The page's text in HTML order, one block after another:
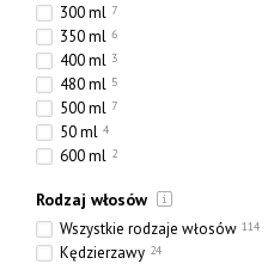
300 ml 7
350 ml 6
400 ml 3
480 ml 5
500 ml 7
50 ml 4
600 ml 2
768 ml 4
800 ml 1
80 ml 1
Rodzaj włosów
Wszystkie rodzaje włosów 114
Kędzierzawy 24